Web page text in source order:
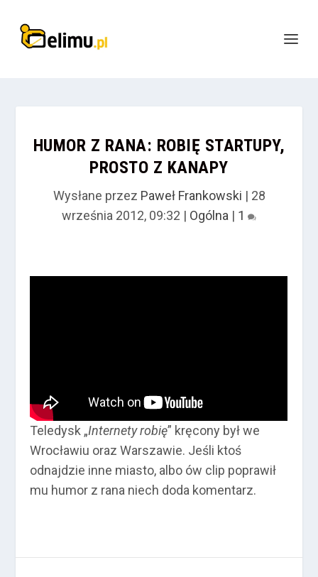
HUMOR Z RANA: ROBIĘ STARTUPY,
PROSTO Z KANAPY
Wysłane przez Paweł Frankowski | 28
września 2012, 09:32 | Ogólna | 1
Teledysk „Internety robię” kręcony był we
Wrocławiu oraz Warszawie. Jeśli ktoś
odnajdzie inne miasto, albo ów clip poprawił
mu humor z rana niech doda komentarz.